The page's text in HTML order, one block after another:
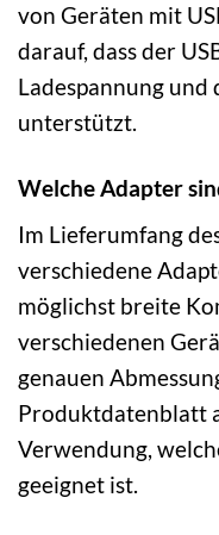
von Geräten mit
darauf, dass der
Ladespannung
unterstützt.
Welche Adapter
Im Lieferumfang
verschiedene
möglichst breite
verschiedenen
genauen
Produktdatenblatt
Verwendung,
geeignet ist.